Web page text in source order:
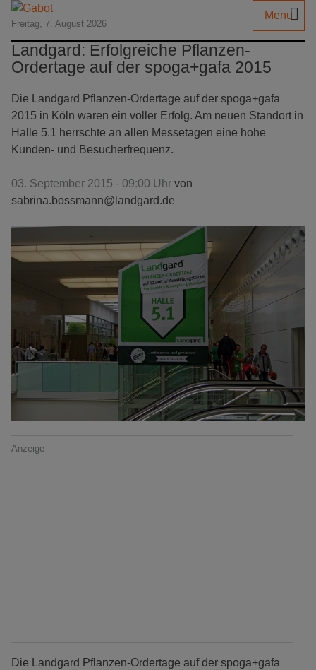
Freitag, 7. August 2026
Menu
Landgard: Erfolgreiche Pflanzen-
Ordertage auf der spoga+gafa 2015
Die Landgard Pflanzen-Ordertage auf der spoga+gafa
2015 in Köln waren ein voller Erfolg. Am neuen Standort in
Halle 5.1 herrschte an allen Messetagen eine hohe
Kunden- und Besucherfrequenz.
03. September 2015 - 09:00 Uhr von
sabrina.bossmann@landgard.de
Anzeige
Die Landgard Pflanzen-Ordertage auf der spoga+gafa